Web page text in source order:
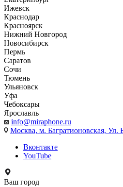
Ижевск
Краснодар
Красноярск
Нижний Новгород
Новосибирск
Пермь
Саратов
Сочи
Тюмень
Ульяновск
Уфа
Чебоксары
Ярославль
info@miraphone.ru
Москва, м. Багратионовская, Ул.
Вконтакте
YouTube
Ваш город